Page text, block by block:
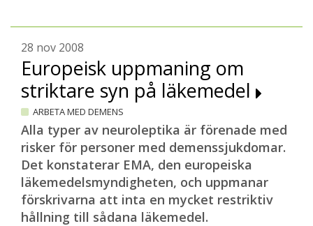
28 nov 2008
Europeisk uppmaning om
striktare syn på läkemedel
ARBETA MED DEMENS
Alla typer av neuroleptika är förenade med
risker för personer med demenssjukdomar.
Det konstaterar EMA, den europeiska
läkemedelsmyndigheten, och uppmanar
förskrivarna att inta en mycket restriktiv
hållning till sådana läkemedel.